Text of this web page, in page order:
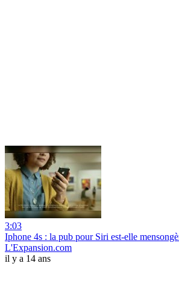
3:03
Iphone 4s : la pub pour Siri est-elle
L'Expansion.com
il y a 14 ans